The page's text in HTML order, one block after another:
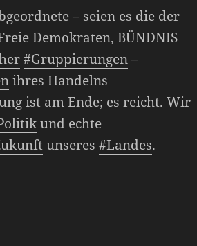
– seien es die der
Demokraten, BÜNDNIS
#Gruppierungen–
ihres Handelns
ist am Ende; es reicht. Wir
und echte
unseres#Landes.